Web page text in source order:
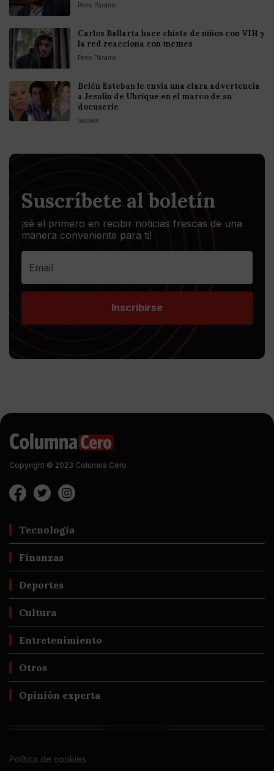
Perro Páramo
Carlos Ballarta hace chiste de niños con VIH y
la red reacciona con memes
Perro Páramo
Belén Esteban le envía una clara advertencia
a Jesulín de Ubrique en el marco de su
docuserie
VecoVet
Suscríbete al boletín
¡sé el primero en recibir noticias frescas de una
manera conveniente para ti!
Inscribirse
Copyright © 2023 Columna Cero
Tecnología
Finanzas
Deportes
Cultura
Entretenimiento
Otros
Opinión experta
Política de cookies